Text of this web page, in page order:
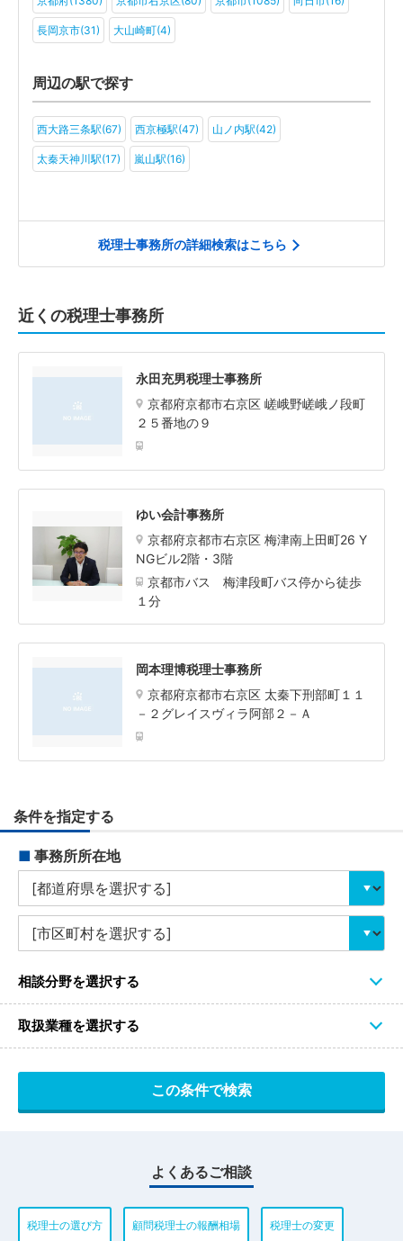
その他(4)
長岡京市(31) 大山崎町(4)
周辺の駅で探す
西大路三条駅(67) 西京極駅(47) 山ノ内駅(42)
太秦天神川駅(17) 嵐山駅(16)
税理士事務所の詳細検索はこちら
近くの税理士事務所
永田充男税理士事務所
京都府京都市右京区 嵯峨野嵯峨ノ段町
２５番地の９
ゆい会計事務所
京都府京都市右京区 梅津南上田町26 Y
NGビル2階・3階
京都市バス 梅津段町バス停から徒歩
１分
岡本理博税理士事務所
京都府京都市右京区 太秦下刑部町１１
－２グレイスヴィラ阿部２－Ａ
条件を指定する
■ 事務所所在地
相談分野を選択する
取扱業種を選択する
よくあるご相談
税理士の選び方 顧問税理士の報酬相場 税理士の変更